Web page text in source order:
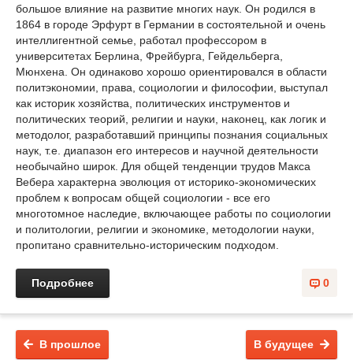
большое влияние на развитие многих наук. Он родился в
1864 в городе Эрфурт в Германии в состоятельной и очень
интеллигентной семье, работал профессором в
университетах Берлина, Фрейбурга, Гейдельберга,
Мюнхена. Он одинаково хорошо ориентировался в области
политэкономии, права, социологии и философии, выступал
как историк хозяйства, политических инструментов и
политических теорий, религии и науки, наконец, как логик и
методолог, разработавший принципы познания социальных
наук, т.е. диапазон его интересов и научной деятельности
необычайно широк. Для общей тенденции трудов Макса
Вебера характерна эволюция от историко-экономических
проблем к вопросам общей социологии - все его
многотомное наследие, включающее работы по социологии
и политологии, религии и экономике, методологии науки,
пропитано сравнительно-историческим подходом.
0
Подробнее
В будущее
В прошлое